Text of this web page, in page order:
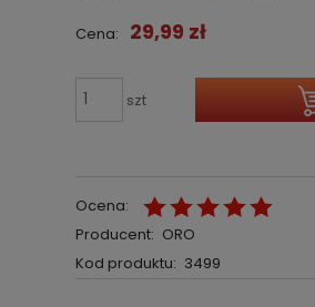
Cena: 29,99 zł
szt
Ocena:
Producent: ORO
Kod produktu: 3499